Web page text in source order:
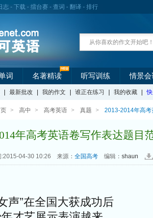
志 - 下载 - 擂台赛 - 查词 - 翻译 - 排行
词 名著精读 听写训练 情景会
最新批改 我的作文 谁正在练习 我的收藏
> 高中 > 高考英语 > 真题 > 2013-2014年高考
年高考英语卷写作表达题目
:2015-04-30 10:26 来源： 全国高考 编辑： shaun
声”在全国大获成功后